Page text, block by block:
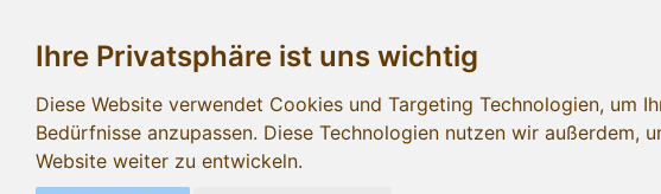
Ihre Privatsphäre ist uns wichtig
Diese Website verwendet Cookies und Targeting Technologien, um
Bedürfnisse anzupassen. Diese Technologien nutzen wir außerdem,
Website weiter zu entwickeln.